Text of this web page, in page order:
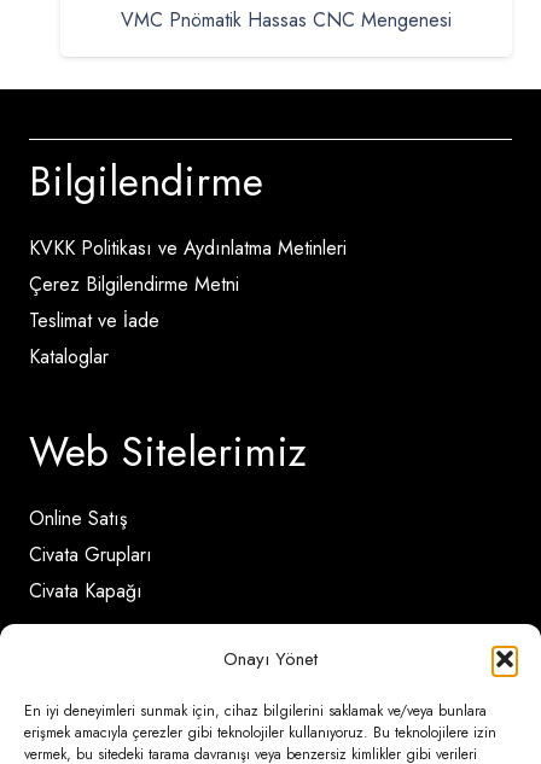
Onayı Yönet
En iyi deneyimleri sunmak için, cihaz bilgilerini saklamak ve/veya bunlara
erişmek amacıyla çerezler gibi teknolojiler kullanıyoruz. Bu teknolojilere izin
vermek, bu sitedeki tarama davranışı veya benzersiz kimlikler gibi verileri
VMC Pnömatik Hassas CNC Mengenesi
Bilgilendirme
KVKK Politikası ve Aydınlatma Metinleri
Çerez Bilgilendirme Metni
Teslimat ve İade
Kataloglar
Web Sitelerimiz
Online Satış
Civata Grupları
Civata Kapağı
İletişim Detayları
Ömerli Mahallesi Risalet Sokak No:6/A (Hadımköy)